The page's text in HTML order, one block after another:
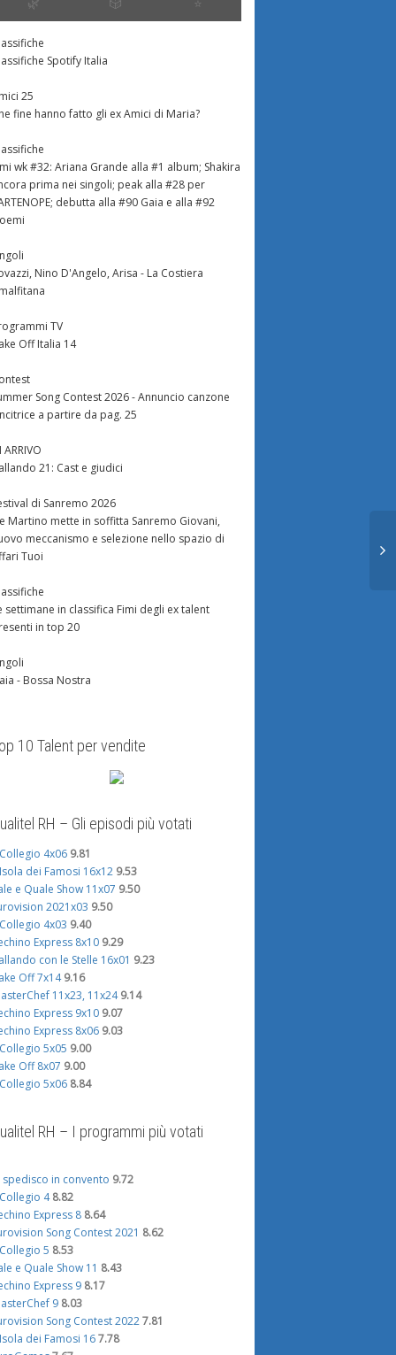
Spotify Italia
25
fine hanno fatto gli ex Amici di Maria?
wk #32: Ariana Grande alla #1 album; Shakira
prima nei singoli; peak alla #28 per
debutta alla #90 Gaia e alla #92
Nino D'Angelo, Arisa - La Costiera
TV
Off Italia 14
Song Contest 2026 - Annuncio canzone
a partire da pag. 25
ARRIVO
21: Cast e giudici
di Sanremo 2026
Martino mette in soffitta Sanremo Giovani,
meccanismo e selezione nello spazio di
Tuoi
settimane in classifica Fimi degli ex talent
in top 20
- Bossa Nostra
10 Talent per vendite
RH – Gli episodi più votati
4x06 9.81
dei Famosi 16x12 9.53
e Quale Show 11x07 9.50
2021x03 9.50
4x03 9.40
Express 8x10 9.29
con le Stelle 16x01 9.23
Off 7x14 9.16
11x23, 11x24 9.14
Express 9x10 9.07
Express 8x06 9.03
5x05 9.00
Off 8x07 9.00
5x06 8.84
RH – I programmi più votati
spedisco in convento 9.72
4 8.82
Express 8 8.64
Song Contest 2021 8.62
5 8.53
e Quale Show 11 8.43
Express 9 8.17
9 8.03
Song Contest 2022 7.81
dei Famosi 16 7.78